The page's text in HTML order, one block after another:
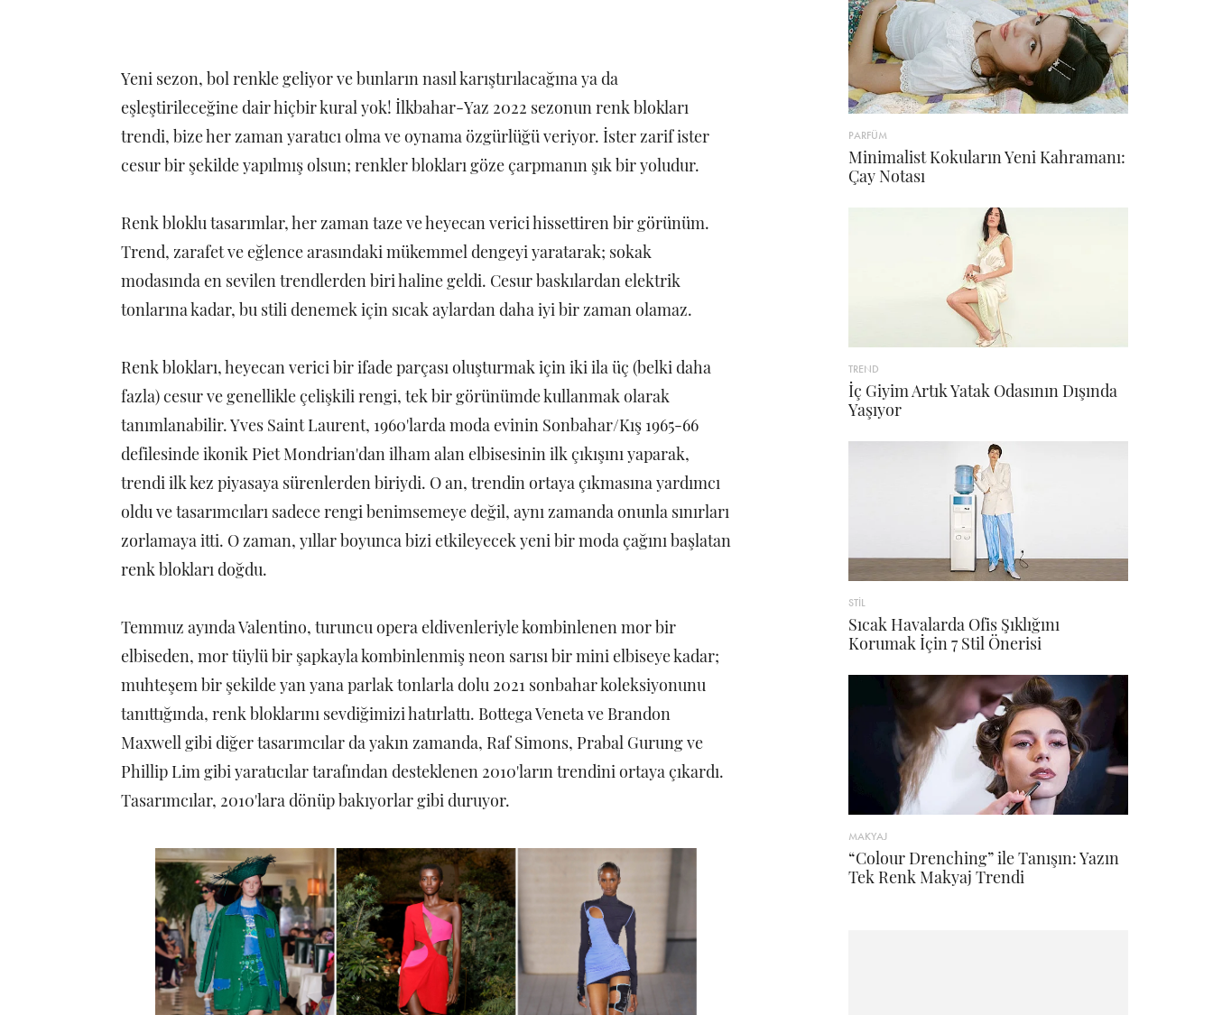
Yeni sezon, bol renkle geliyor ve bunların nasıl karıştırılacağına ya da
eşleştirileceğine dair hiçbir kural yok! İlkbahar-Yaz 2022 sezonun renk blokları
trendi, bize her zaman yaratıcı olma ve oynama özgürlüğü veriyor. İster zarif ister
cesur bir şekilde yapılmış olsun; renkler blokları göze çarpmanın şık bir yoludur.
Renk bloklu tasarımlar, her zaman taze ve heyecan verici hissettiren bir görünüm.
Trend, zarafet ve eğlence arasındaki mükemmel dengeyi yaratarak; sokak
modasında en sevilen trendlerden biri haline geldi. Cesur baskılardan elektrik
tonlarına kadar, bu stili denemek için sıcak aylardan daha iyi bir zaman olamaz.
Renk blokları, heyecan verici bir ifade parçası oluşturmak için iki ila üç (belki daha
fazla) cesur ve genellikle çelişkili rengi, tek bir görünümde kullanmak olarak
tanımlanabilir. Yves Saint Laurent, 1960'larda moda evinin Sonbahar/Kış 1965-66
defilesinde ikonik Piet Mondrian'dan ilham alan elbisesinin ilk çıkışını yaparak,
trendi ilk kez piyasaya sürenlerden biriydi. O an, trendin ortaya çıkmasına yardımcı
oldu ve tasarımcıları sadece rengi benimsemeye değil, aynı zamanda onunla sınırları
zorlamaya itti. O zaman, yıllar boyunca bizi etkileyecek yeni bir moda çağını başlatan
renk blokları doğdu.
Temmuz ayında Valentino, turuncu opera eldivenleriyle kombinlenen mor bir
elbiseden, mor tüylü bir şapkayla kombinlenmiş neon sarısı bir mini elbiseye kadar;
muhteşem bir şekilde yan yana parlak tonlarla dolu 2021 sonbahar koleksiyonunu
tanıttığında, renk bloklarını sevdiğimizi hatırlattı. Bottega Veneta ve Brandon
Maxwell gibi diğer tasarımcılar da yakın zamanda, Raf Simons, Prabal Gurung ve
Phillip Lim gibi yaratıcılar tarafından desteklenen 2010'ların trendini ortaya çıkardı.
Tasarımcılar, 2010'lara dönüp bakıyorlar gibi duruyor.
PARFÜM
Minimalist Kokuların Yeni Kahramanı:
Çay Notası
TREND
İç Giyim Artık Yatak Odasının Dışında
Yaşıyor
STİL
Sıcak Havalarda Ofis Şıklığını
Korumak İçin 7 Stil Önerisi
MAKYAJ
“Colour Drenching” ile Tanışın: Yazın
Tek Renk Makyaj Trendi